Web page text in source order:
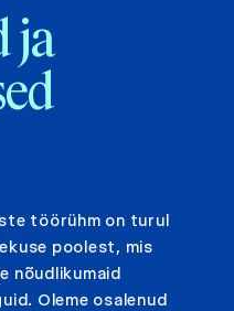
ja
töörühm on turul
poolest, mis
nõudlikumaid
Oleme osalenud